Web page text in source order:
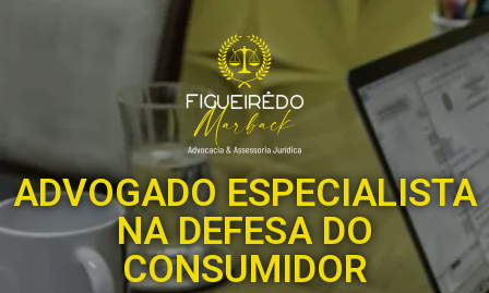
ADVOGADO ESPECIALISTA
NA DEFESA DO
CONSUMIDOR